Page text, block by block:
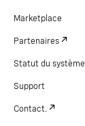
Marketplace
Partenaires
Statut du système
Support
Contact.